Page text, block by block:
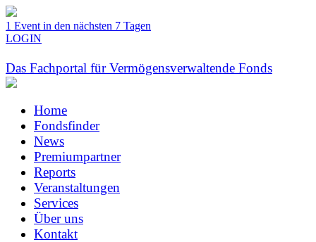
1 Event in den nächsten 7 Tagen
LOGIN
Das Fachportal für Vermögensverwaltende Fonds
Home
Fondsfinder
News
Premiumpartner
Reports
Veranstaltungen
Services
Über uns
Kontakt